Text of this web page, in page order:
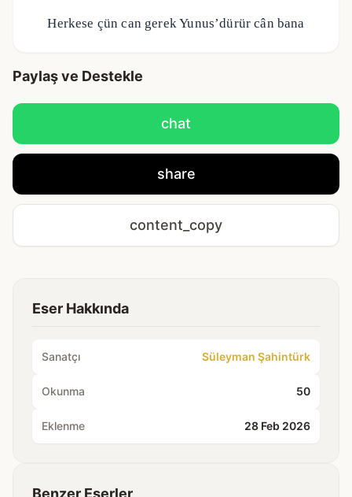
Herkese çün can gerek Yunus’dürür cân bana
Paylaş ve Destekle
chat
share
content_copy
Eser Hakkında
Sanatçı Süleyman Şahintürk
Okunma 50
Eklenme 28 Feb 2026
Benzer Eserler